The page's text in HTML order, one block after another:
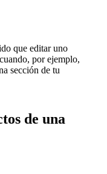
que editar uno
por ejemplo,
sección de tu
de una